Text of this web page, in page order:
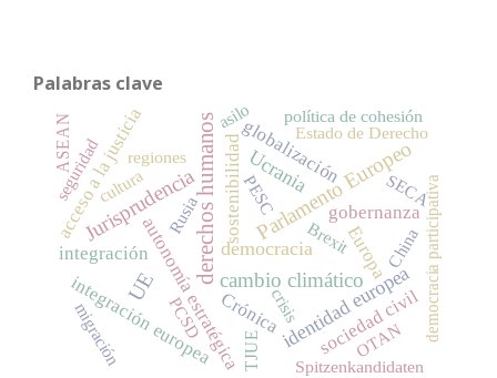
Palabras clave
derechos humanos Parlamento Europeo
UE cambio climático
Jurisprudencia
democracia
identidad europea
Ucrania
autonomía estratégica Europa
Crónica
integración
gobernanza
acceso a la justicia globalización
integración europea sociedad civil
sostenibilidad
migración crisis
PCSD
regiones
Rusia
Brexit
Spitzenkandidaten
cultura PESC
política de cohesión
seguridad
democracia participativa
China
TJUE OTAN
Estado de Derecho
SECA
asilo
ASEAN